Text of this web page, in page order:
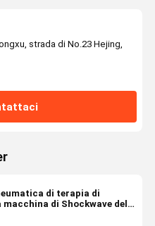
strada di No.23 Hejing,
di terapia di
macchina di Shockwave del